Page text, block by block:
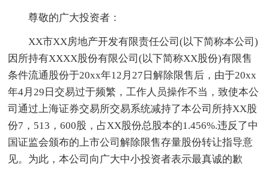
尊敬的广大投资者：
XX市XX房地产开发有限责任公司(以下简称本公司)
因所持有XXXX股份有限公司(以下简称XX股份)有限售
条件流通股份于20xx年12月27日解除限售后，由于20xx
年4月29日交易过于频繁，工作人员操作不当，致使本公
司通过上海证券交易所交易系统减持了本公司所持XX股
份7，513，600股，占XX股份总股本的1.456%.违反了中
国证监会颁布的上市公司解除限售存量股份转让指导意
见。为此，本公司向广大中小投资者表示最真诚的歉